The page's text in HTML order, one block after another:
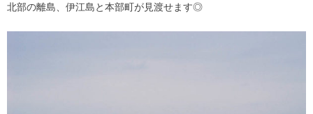
北部の離島、伊江島と本部町が見渡せます◎